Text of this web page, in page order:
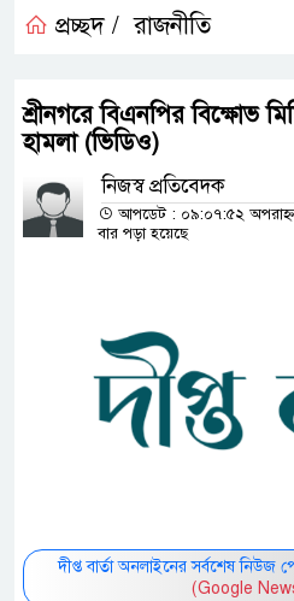
প্রচ্ছদ / রাজনীতি
শ্রীনগরে বিএনপির বিক্ষোভ
হামলা (ভিডিও)
নিজস্ব প্রতিবেদক
আপডেট : ০৯:০৭:৫২
বার পড়া হয়েছে
দীপ্ত বার্তা অনলাইনের সর্বশেষ
(Google